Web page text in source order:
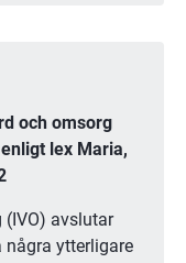
och omsorg
lex Maria,
(IVO) avslutar
några ytterligare